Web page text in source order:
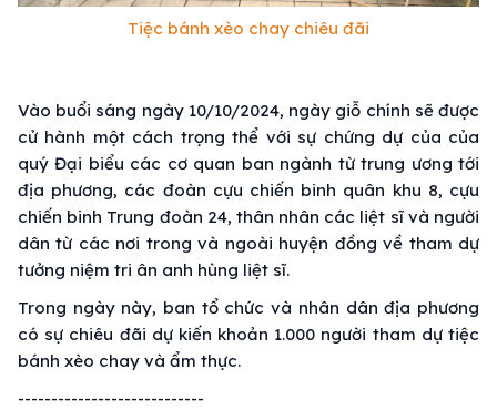
Tiệc bánh xèo chay chiêu đãi
Vào buổi sáng ngày 10/10/2024, ngày giỗ chính sẽ được
cử hành một cách trọng thể với sự chứng dự của của
quý Đại biểu các cơ quan ban ngành từ trung ương tới
địa phương, các đoàn cựu chiến binh quân khu 8, cựu
chiến binh Trung đoàn 24, thân nhân các liệt sĩ và người
dân từ các nơi trong và ngoài huyện đồng về tham dự
tưởng niệm tri ân anh hùng liệt sĩ.
Trong ngày này, ban tổ chức và nhân dân địa phương
có sự chiêu đãi dự kiến khoản 1.000 người tham dự tiệc
bánh xèo chay và ẩm thực.
----------------------------